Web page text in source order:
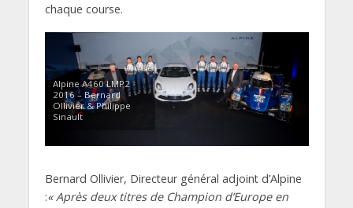
chaque course.
Alpine A460 LMP2
2016 – Bernard
Ollivier & Philippe
Sinault
Bernard Ollivier, Directeur général adjoint d’Alpine
:« Après deux titres de Champion d’Europe en